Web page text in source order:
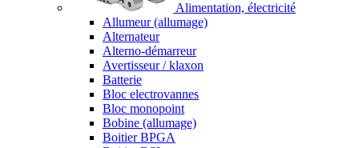
Alimentation, électricité
Allumeur (allumage)
Alternateur
Alterno-démarreur
Avertisseur / klaxon
Batterie
Bloc electrovannes
Bloc monopoint
Bobine (allumage)
Boitier BPGA